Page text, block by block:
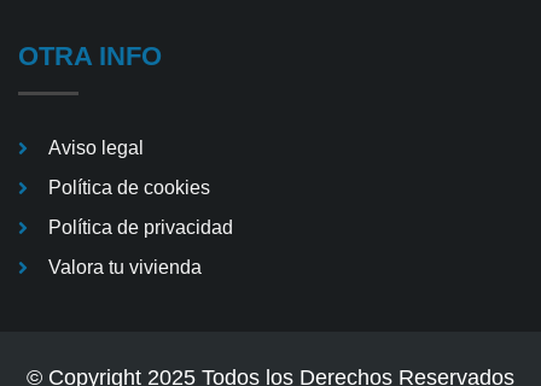
OTRA INFO
Aviso legal
Política de cookies
Política de privacidad
Valora tu vivienda
© Copyright 2025 Todos los Derechos Reservados